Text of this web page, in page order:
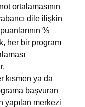
ortalamasının
dile ilişkin
%
her bir program
kısmen ya da
başvuran
yapılan merkezi